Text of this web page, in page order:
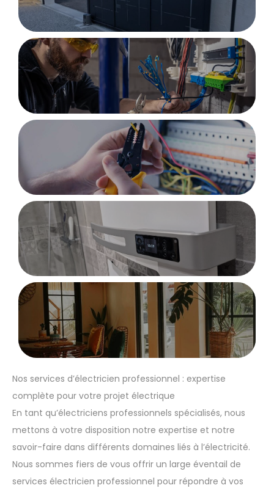
Nos services d’électricien professionnel : expertise
complète pour votre projet électrique
En tant qu’électriciens professionnels spécialisés, nous
mettons à votre disposition notre expertise et notre
savoir-faire dans différents domaines liés à l’électricité.
Nous sommes fiers de vous offrir un large éventail de